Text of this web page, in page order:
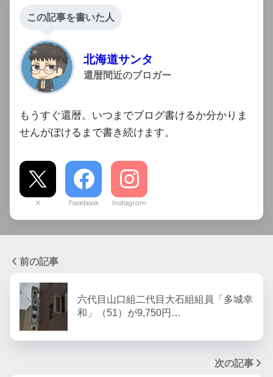
この記事を書いた人
北海道サンタ
還暦間近のブロガー
もうすぐ還暦。いつまでブログ書けるか分かりま
せんがぼけるまで書き続けます。
X Facebook Instagram
前の記事
六代目山口組二代目大石組組員「多城幸
和」（51）が9,750円…
次の記事